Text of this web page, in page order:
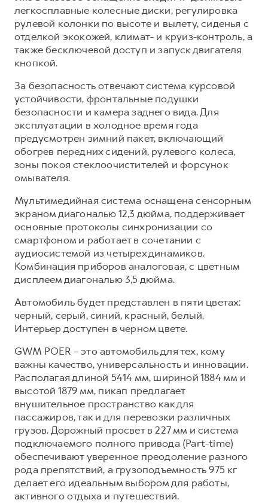
легкосплавные колесные диски, регулировка
рулевой колонки по высоте и вылету, сиденья с
отделкой экокожей, климат- и круиз-контроль, а
также бесключевой доступ и запуск двигателя
кнопкой.
За безопасность отвечают система курсовой
устойчивости, фронтальные подушки
безопасности и камера заднего вида. Для
эксплуатации в холодное время года
предусмотрен зимний пакет, включающий
обогрев передних сидений, рулевого колеса,
зоны покоя стеклоочистителей и форсунок
омывателя.
Мультимедийная система оснащена сенсорным
экраном диагональю 12,3 дюйма, поддерживает
основные протоколы синхронизации со
смартфоном и работает в сочетании с
аудиосистемой из четырех динамиков.
Комбинация приборов аналоговая, с цветным
дисплеем диагональю 3,5 дюйма.
Автомобиль будет представлен в пяти цветах:
черный, серый, синий, красный, белый.
Интерьер доступен в черном цвете.
GWM POER – это автомобиль для тех, кому
важны качество, универсальность и инновации.
Располагая длиной 5414 мм, шириной 1884 мм и
высотой 1879 мм, пикап предлагает
внушительное пространство как для
пассажиров, так и для перевозки различных
грузов. Дорожный просвет в 227 мм и система
подключаемого полного привода (Part-time)
обеспечивают уверенное преодоление разного
рода препятствий, а грузоподъемность 975 кг
делает его идеальным выбором для работы,
активного отдыха и путешествий.